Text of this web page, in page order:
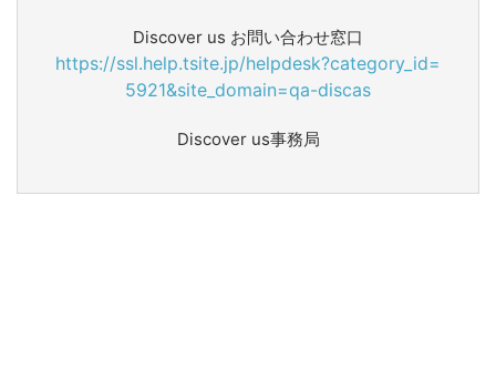
Discover us お問い合わせ窓口
https://ssl.help.tsite.jp/helpdesk?category_id=
5921&site_domain=qa-discas
Discover us事務局